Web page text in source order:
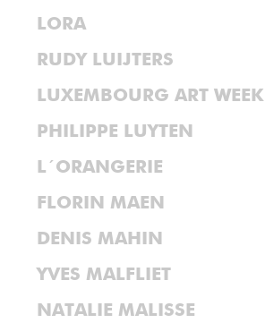
LORA
RUDY LUIJTERS
LUXEMBOURG ART WEEK
PHILIPPE LUYTEN
L´ORANGERIE
FLORIN MAEN
DENIS MAHIN
YVES MALFLIET
NATALIE MALISSE